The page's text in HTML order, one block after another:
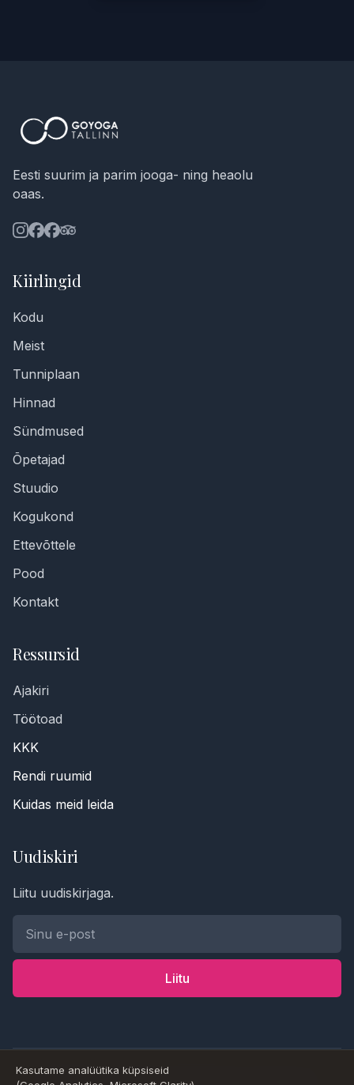
Eesti suurim ja parim jooga- ning heaolu
oaas.
Kiirlingid
Kodu
Meist
Tunniplaan
Hinnad
Sündmused
Õpetajad
Stuudio
Kogukond
Ettevõttele
Pood
Kontakt
Ressursid
Ajakiri
Töötoad
KKK
Rendi ruumid
Kuidas meid leida
Uudiskiri
Liitu uudiskirjaga.
Liitu
© 2026 Goyoga Estonia OÜ. Kõik õigused kaitstud.
Kasutame analüütika küpsiseid
Telefoninumber *
Nimi